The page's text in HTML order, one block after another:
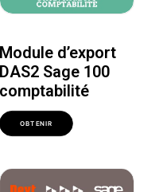
Module d’export
DAS2 Sage 100
comptabilité
OBTENIR